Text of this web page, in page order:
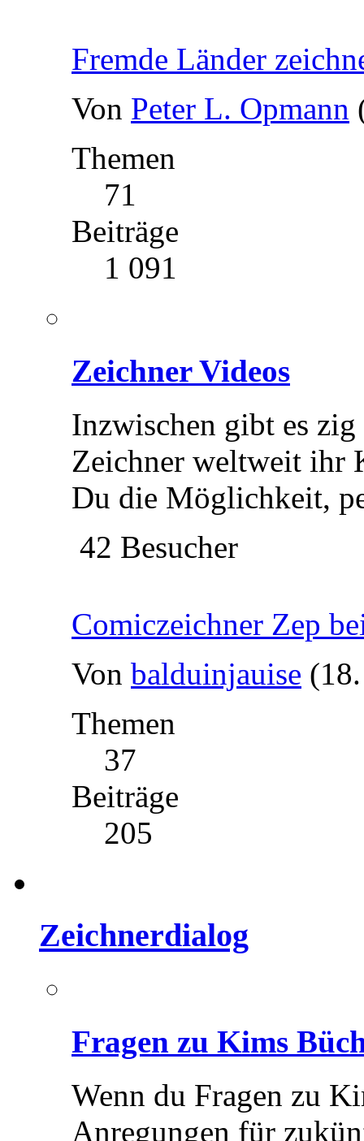
Fremde Länder
Von Peter L. Opmann
Themen
71
Beiträge
1 091
Zeichner Videos
Inzwischen gibt es zig
Zeichner weltweit ihr
Du die Möglichkeit,
42 Besucher
Comiczeichner Zep
Von balduinjauise
Themen
37
Beiträge
205
Zeichnerdialog
Fragen zu Kims
Wenn du Fragen zu
Anregungen für